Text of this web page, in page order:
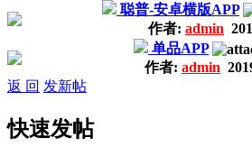
聪普-安卓横版APP
作者: admin
单品APP
作者: admin
返 回 发新帖
快速发帖